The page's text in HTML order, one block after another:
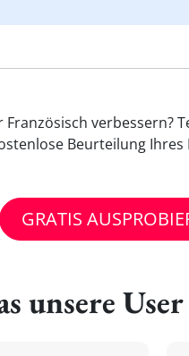
verbessern?
Beurteilung Ihres
GRATIS
unsere